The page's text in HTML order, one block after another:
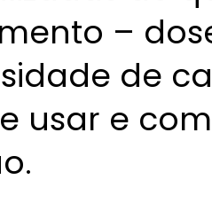
–
de
usar e